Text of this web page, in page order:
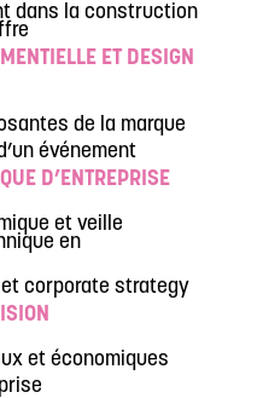
dans la construction
ET DESIGN
de la marque
événement
D’ENTREPRISE
et veille
en
corporate strategy
et économiques